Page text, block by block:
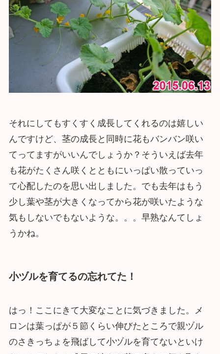
それにしてもすくすく成長してくれるのは嬉しい
んですけど、茎の成長と同時に花もバンバン咲い
てってますがいいんでしょうか？そういえば去年
も花がたくさん咲くとともにいっぱい散っていっ
て心配したのを思い出しました。でも去年はもう
少し葉や茎が大きくなってから花が咲いたような
気もしないでもないような。。。早熟なんてしょ
うかね。
小ヅルを育てるの忘れてた！
はっ！ここにきて大変なことに気づきました。メ
ロンは葉っぱが５節くらい伸びたところで親ヅル
のさきっちょを飛ばして小ヅルを育てないといけ